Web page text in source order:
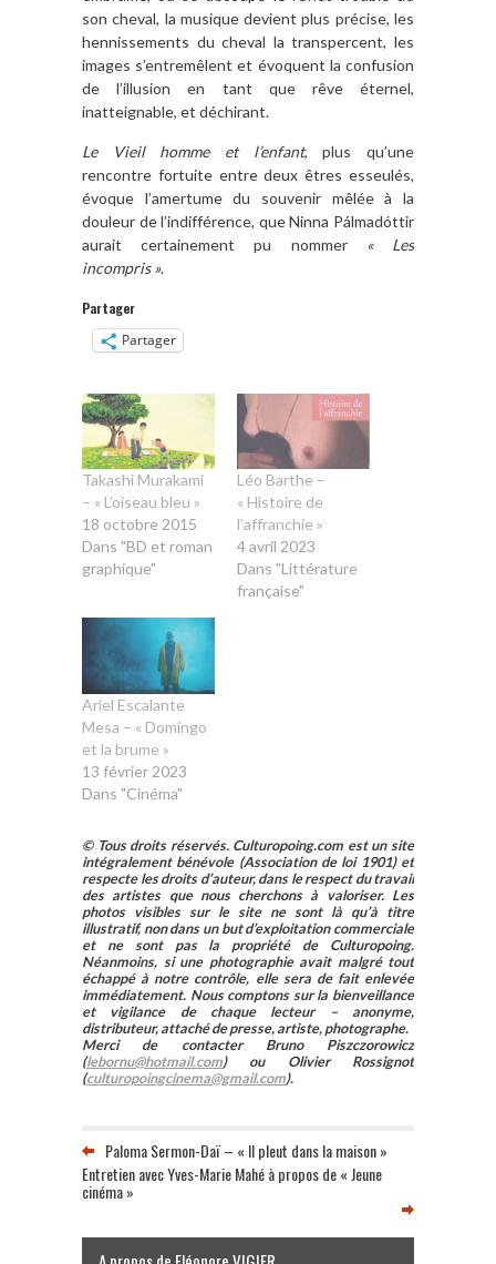
son cheval, la musique devient plus précise, les
hennissements du cheval la transpercent, les
images s’entremêlent et évoquent la confusion
de l’illusion en tant que rêve éternel,
inatteignable, et déchirant.
Le Vieil homme et l’enfant, plus qu’une
rencontre fortuite entre deux êtres esseulés,
évoque l’amertume du souvenir mêlée à la
douleur de l’indifférence, que Ninna Pálmadóttir
aurait certainement pu nommer
« Les
incompris ».
Partager
Partager
Takashi Murakami
– « L’oiseau bleu »
18 octobre 2015
Dans "BD et roman
graphique"
Léo Barthe –
« Histoire de
l’affranchie »
4 avril 2023
Dans "Littérature
française"
Ariel Escalante
Mesa – « Domingo
et la brume »
13 février 2023
Dans "Cinéma"
© Tous droits réservés. Culturopoing.com est un site
intégralement bénévole (Association de loi 1901) et
respecte les droits d’auteur, dans le respect du travail
des artistes que nous cherchons à valoriser. Les
photos visibles sur le site ne sont là qu’à titre
illustratif, non dans un but d’exploitation commerciale
et ne sont pas la propriété de Culturopoing.
Néanmoins, si une photographie avait malgré tout
échappé à notre contrôle, elle sera de fait enlevée
immédiatement. Nous comptons sur la bienveillance
et vigilance de chaque lecteur – anonyme,
distributeur, attaché de presse, artiste, photographe.
Merci de contacter Bruno Piszczorowicz
(lebornu@hotmail.com) ou Olivier Rossignot
(culturopoingcinema@gmail.com).
Paloma Sermon-Daï – « Il pleut dans la maison »
Entretien avec Yves-Marie Mahé à propos de « Jeune
cinéma »